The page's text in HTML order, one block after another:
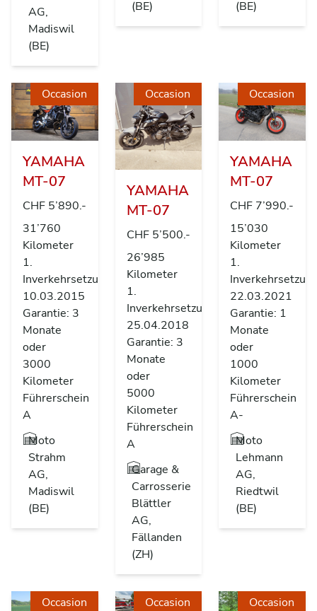
AG,
Madiswil
(BE)
(BE)
(BE)
Occasion
YAMAHA
MT-07
CHF 5’890.-
31’760
Kilometer
1.
Inverkehrsetzung
10.03.2015
Garantie: 3
Monate
oder
3000
Kilometer
Führerschein
A
Moto
Strahm
AG,
Madiswil
(BE)
Occasion
YAMAHA
MT-07
CHF 5’500.-
26’985
Kilometer
1.
Inverkehrsetzung
25.04.2018
Garantie: 3
Monate
oder
5000
Kilometer
Führerschein
A
Garage &
Carrosserie
Blättler
AG,
Fällanden
(ZH)
Occasion
YAMAHA
MT-07
CHF 7’990.-
15’030
Kilometer
1.
22.03.2021
Garantie: 1
Monate
oder
1000
Kilometer
Führerschein
A-
Moto
Lehmann
AG,
Riedtwil
(BE)
Occasion Occasion Occasion